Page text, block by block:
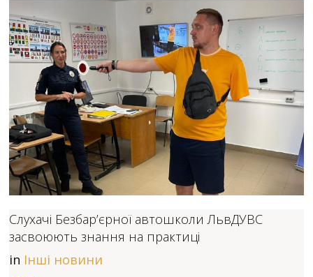
Слухачі Безбар’єрної автошколи ЛьвДУВС
засвоюють знання на практиці
in Інші новини